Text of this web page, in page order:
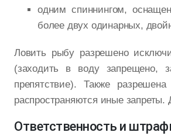
одним спиннингом,
более двух одинарных,
Ловить рыбу разрешено
(заходить в воду запрещено,
препятствие). Также
распространяются иные
Ответственность и